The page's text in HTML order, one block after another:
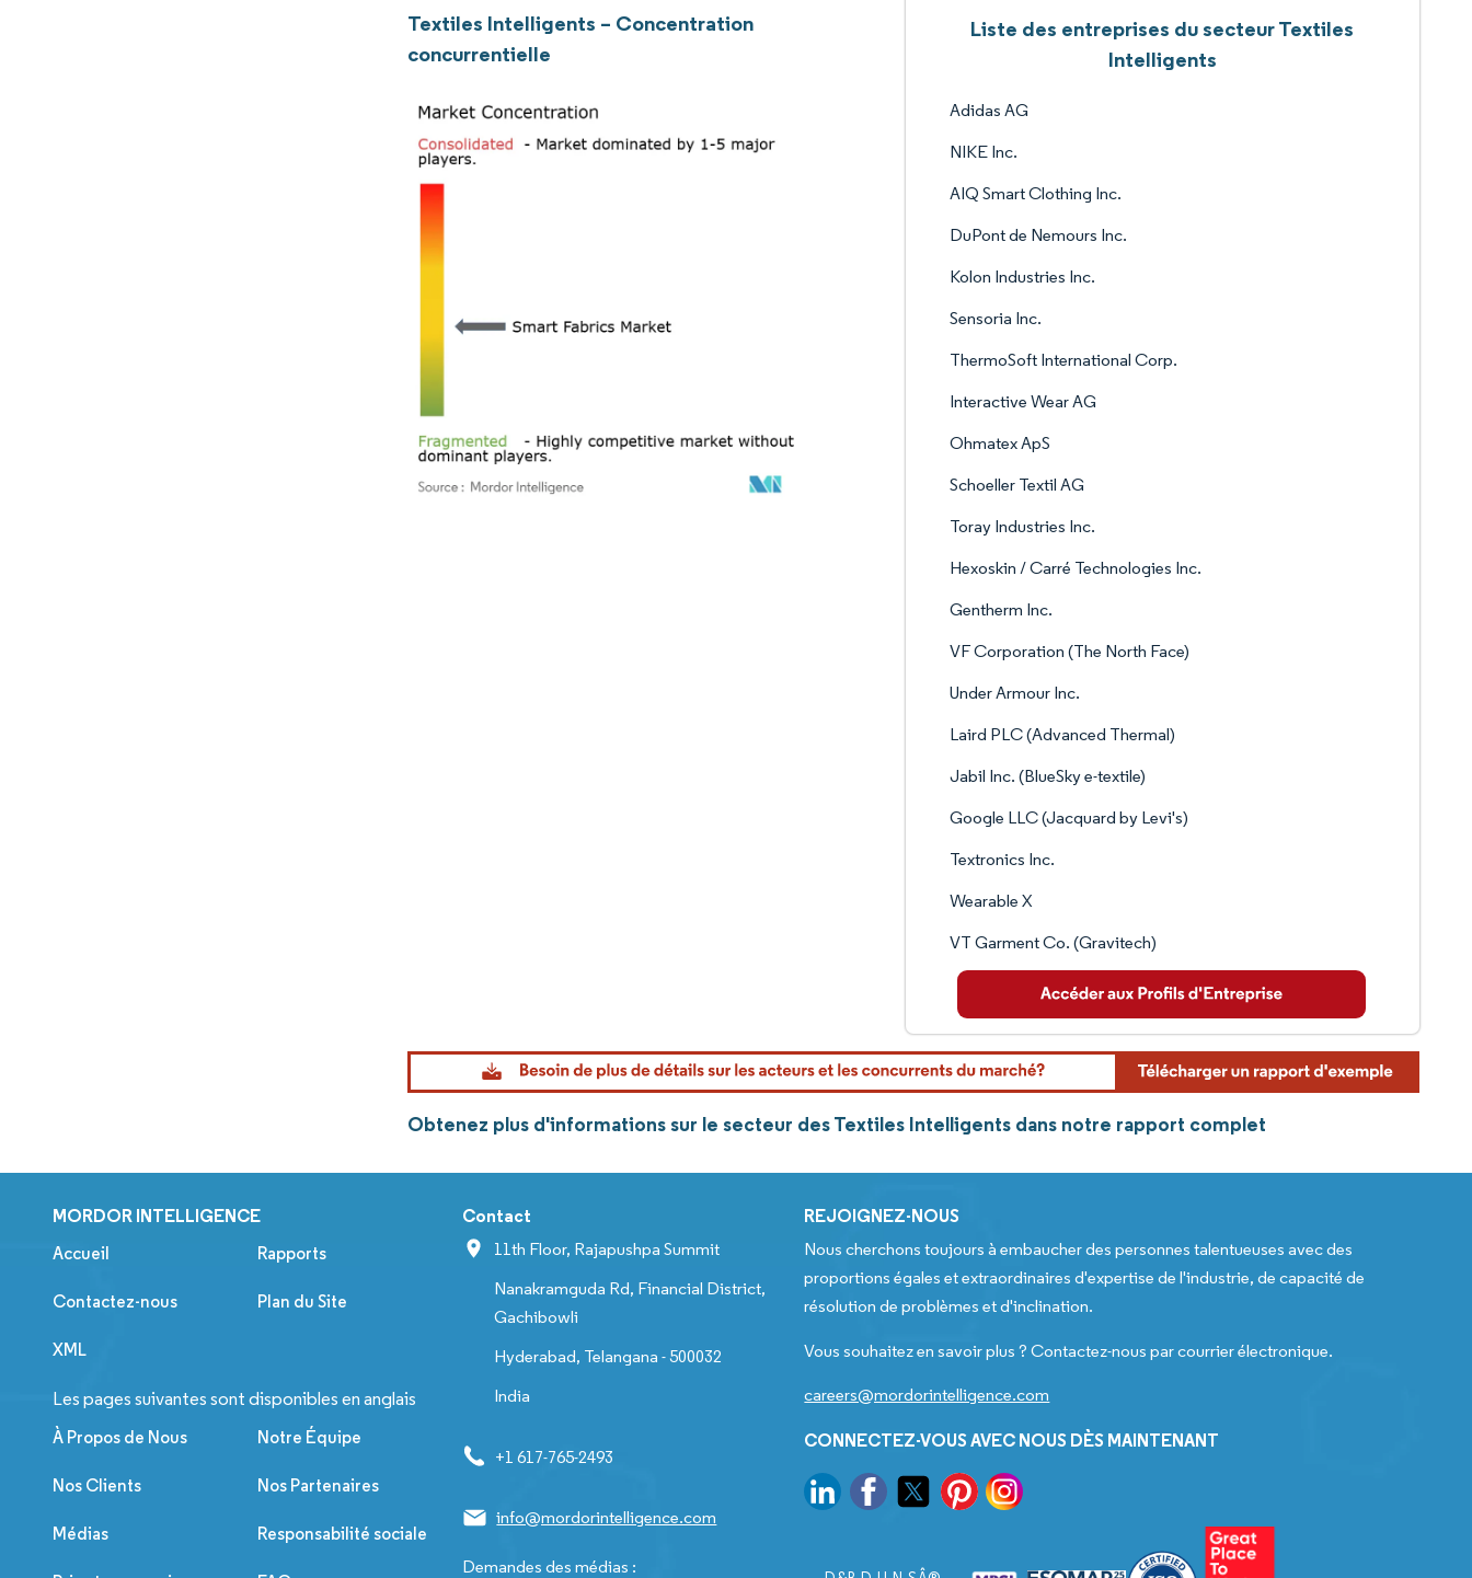
Textiles Intelligents – Concentration
concurrentielle
Liste des entreprises du secteur Textiles
Intelligents
Adidas AG
NIKE Inc.
AIQ Smart Clothing Inc.
DuPont de Nemours Inc.
Kolon Industries Inc.
Sensoria Inc.
ThermoSoft International Corp.
Interactive Wear AG
Ohmatex ApS
Schoeller Textil AG
Toray Industries Inc.
Hexoskin / Carré Technologies Inc.
Gentherm Inc.
VF Corporation (The North Face)
Under Armour Inc.
Laird PLC (Advanced Thermal)
Jabil Inc. (BlueSky e-textile)
Google LLC (Jacquard by Levi's)
Textronics Inc.
Wearable X
VT Garment Co. (Gravitech)
Obtenez plus d'informations sur le secteur des Textiles Intelligents dans notre rapport complet
MORDOR INTELLIGENCE
Accueil Rapports
Contactez-nous Plan du Site
XML
Les pages suivantes sont disponibles en anglais
À Propos de Nous Notre Équipe
Nos Clients Nos Partenaires
Médias Responsabilité sociale
Contact
11th Floor, Rajapushpa Summit
Nanakramguda Rd, Financial District,
Gachibowli
Hyderabad, Telangana - 500032
India
+1 617-765-2493
info@mordorintelligence.com
Demandes des médias :
REJOIGNEZ-NOUS
Nous cherchons toujours à embaucher des personnes talentueuses avec des
proportions égales et extraordinaires d'expertise de l'industrie, de capacité de
résolution de problèmes et d'inclination.
Vous souhaitez en savoir plus ? Contactez-nous par courrier électronique.
careers@mordorintelligence.com
CONNECTEZ-VOUS AVEC NOUS DÈS MAINTENANT